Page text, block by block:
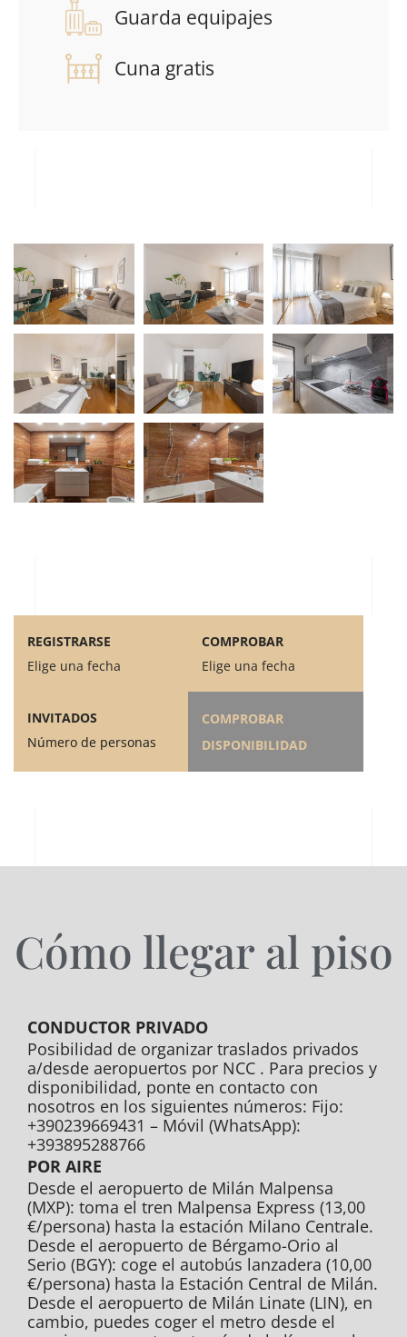
Guarda equipajes
Cuna gratis
REGISTRARSE
Elige una fecha
COMPROBAR
Elige una fecha
INVITADOS
Número de personas
COMPROBAR
DISPONIBILIDAD
Cómo llegar al piso
CONDUCTOR PRIVADO
Posibilidad de organizar traslados privados
a/desde aeropuertos por NCC . Para precios y
disponibilidad, ponte en contacto con
nosotros en los siguientes números: Fijo:
+390239669431 – Móvil (WhatsApp):
+393895288766
POR AIRE
Desde el aeropuerto de Milán Malpensa
(MXP): toma el tren Malpensa Express (13,00
€/persona) hasta la estación Milano Centrale.
Desde el aeropuerto de Bérgamo-Orio al
Serio (BGY): coge el autobús lanzadera (10,00
€/persona) hasta la Estación Central de Milán.
Desde el aeropuerto de Milán Linate (LIN), en
cambio, puedes coger el metro desde el